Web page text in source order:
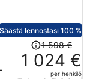
Säästä lennostasi 100 %
Hinta
oli
1 598 €,
1 598 €
1 024 €
per henkilö